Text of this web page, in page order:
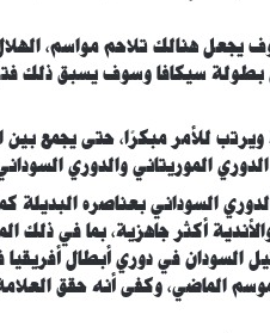
يجعل هنالك تلاحم مواسم،
سيكافا وسوف يسبق ذلك
للأمر مبكرًا، حتى يجمع بين
الموريتاني والدوري
السوداني بعناصره البديلة
أكثر جاهزية، بما في ذلك
السودان في دوري أبطال أفريقيا
الماضي، وكفى أنه حقق